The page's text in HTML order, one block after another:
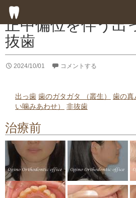
正中偏位を伴う出
抜歯
2024/10/01 コメントする
出っ歯 歯のガタガタ （叢生） 歯の真
い噛みあわせ）
非抜歯
治療前
子供の歯列矯正
成人の歯列矯正
専門的な徹底した歯みがき指導
専門的な虫歯予防の指導
歯周病のための歯列矯正